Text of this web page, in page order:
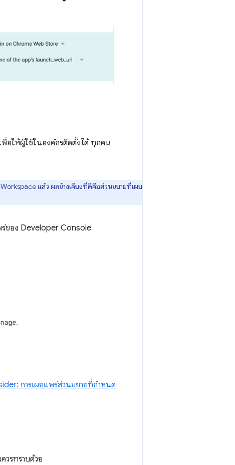
อให้ผู้ใช้ในองค์กรติดตั้งได้ ทุกคน
แล้ว ผลข้างเคียงที่ดีคือส่วนขยายที่เผย
ร่ของ Developer Console
การเผยแพร่ส่วนขยายที่กำหนด
รทราบด้วย